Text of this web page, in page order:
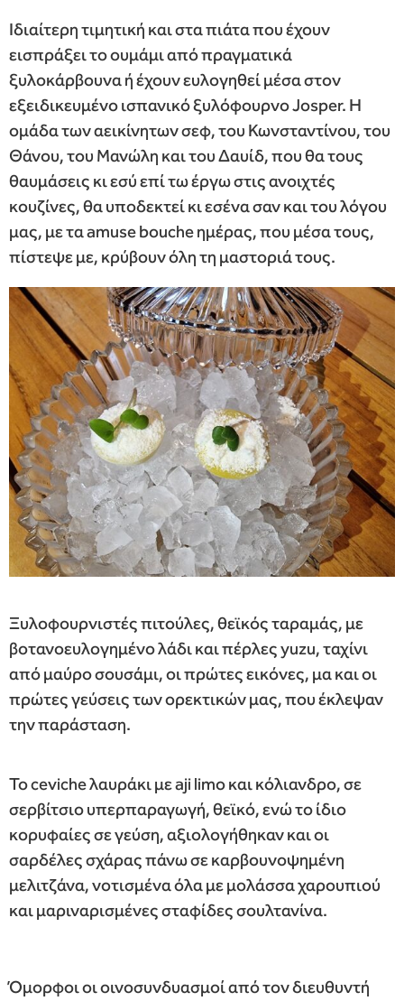
Ιδιαίτερη τιμητική και στα πιάτα που έχουν
εισπράξει το ουμάμι από πραγματικά
ξυλοκάρβουνα ή έχουν ευλογηθεί μέσα στον
εξειδικευμένο ισπανικό ξυλόφουρνο Josper. H
ομάδα των αεικίνητων σεφ, του Κωνσταντίνου, του
Θάνου, του Μανώλη και του Δαυίδ, που θα τους
θαυμάσεις κι εσύ επί τω έργω στις ανοιχτές
κουζίνες, θα υποδεκτεί κι εσένα σαν και του λόγου
μας, με τα amuse bouche ημέρας, που μέσα τους,
πίστεψε με, κρύβουν όλη τη μαστοριά τους.
Ξυλοφουρνιστές πιτούλες, θεϊκός ταραμάς, με
βοτανοευλογημένο λάδι και πέρλες yuzu, ταχίνι
από μαύρο σουσάμι, οι πρώτες εικόνες, μα και οι
πρώτες γεύσεις των ορεκτικών μας, που έκλεψαν
την παράσταση.
Το ceviche λαυράκι με aji limo και κόλιανδρο, σε
σερβίτσιο υπερπαραγωγή, θεϊκό, ενώ το ίδιο
κορυφαίες σε γεύση, αξιολογήθηκαν και οι
σαρδέλες σχάρας πάνω σε καρβουνοψημένη
μελιτζάνα, νοτισμένα όλα με μολάσσα χαρουπιού
και μαριναρισμένες σταφίδες σουλτανίνα.
Όμορφοι οι οινοσυνδυασμοί από τον διευθυντή